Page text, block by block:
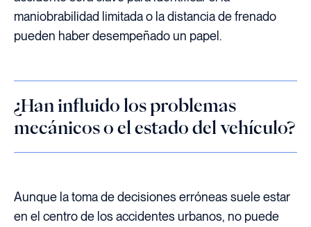
maniobrabilidad limitada o la distancia de frenado
pueden haber desempeñado un papel.
¿Han influido los problemas
mecánicos o el estado del vehículo?
Aunque la toma de decisiones erróneas suele estar
en el centro de los accidentes urbanos, no puede